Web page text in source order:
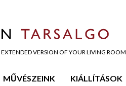
VERSION OF YOUR LIVING ROOM
MŰVÉSZEINK KIÁLLÍTÁSOK